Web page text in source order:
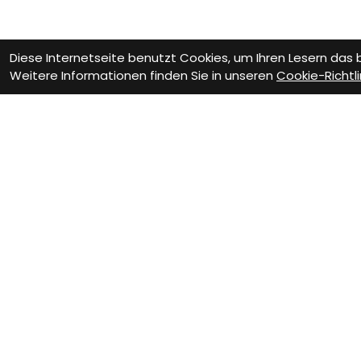
Diese Internetseite benutzt Cookies, um Ihren Lesern
Weitere Informationen finden Sie in unseren Cookie-